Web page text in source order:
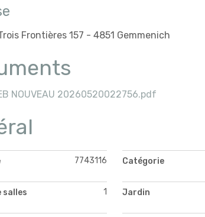
Frontières 157 - 4851 Gemmenich
NOUVEAU 20260520022756.pdf
7743116 Catégorie
salles
1 Jardin